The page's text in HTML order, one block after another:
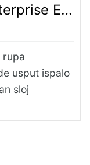
– Mikorist
rupa
usput ispalo
sloj